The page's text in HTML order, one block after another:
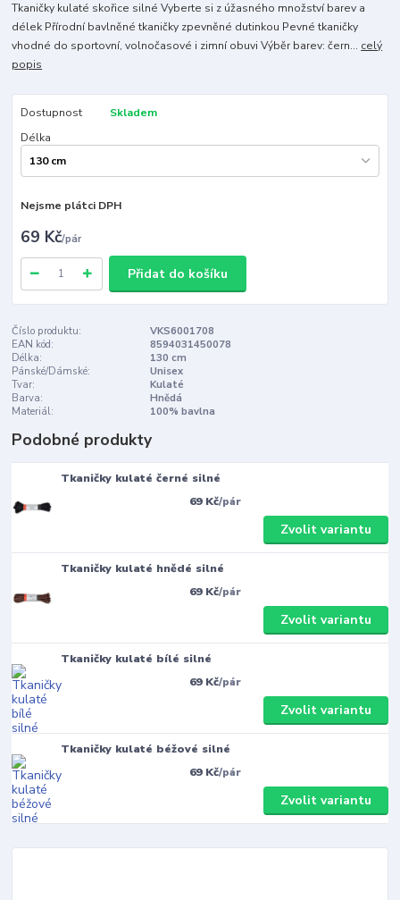
Tkaničky kulaté skořice silné Vyberte si z úžasného množství barev a
délek Přírodní bavlněné tkaničky zpevněné dutinkou Pevné tkaničky
vhodné do sportovní, volnočasové i zimní obuvi Výběr barev: čern... celý
popis
Dostupnost
Skladem
Délka
Nejsme plátci DPH
69 Kč/pár
Přidat do košíku
Číslo produktu:
VKS6001708
EAN kód:
8594031450078
Délka:
130 cm
Pánské/Dámské:
Unisex
Tvar:
Kulaté
Barva:
Hnědá
Materiál:
100% bavlna
Podobné produkty
Tkaničky kulaté černé silné
69 Kč/pár
Zvolit variantu
Tkaničky kulaté hnědé silné
69 Kč/pár
Zvolit variantu
Tkaničky kulaté bílé silné
69 Kč/pár
Zvolit variantu
Tkaničky kulaté béžové silné
69 Kč/pár
Zvolit variantu